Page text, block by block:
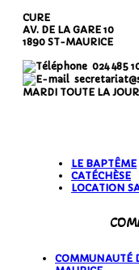
CURE
AV. DE LA GARE 10
1890 ST-MAURICE
024 485
MARDI TOUTE LA
LE BAPTÊME
CATÉCHÈSE
LOCATION
COMMUNAUTÉ